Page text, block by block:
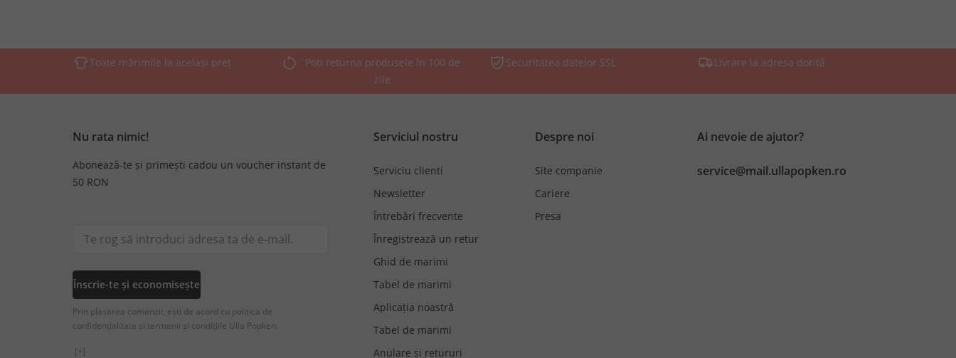
Toate mărimile la același preț
Poți returna produsele în 100 de
zile
Securitatea datelor SSL Livrare la adresa dorită
Nu rata nimic!
Abonează-te și primești cadou un voucher instant de
50 RON
Înscrie-te și economisește
Prin plasarea comenzii, ești de acord cu politica de
confidențialitate și termenii și condițiile Ulla Popken.
[+]
Serviciul nostru
Serviciu clienti
Newsletter
Întrebări frecvente
Înregistrează un retur
Ghid de marimi
Tabel de marimi
Aplicația noastră
Tabel de marimi
Anulare si retururi
Despre noi
Site companie
Cariere
Presa
Ai nevoie de ajutor?
service@mail.ullapopken.ro